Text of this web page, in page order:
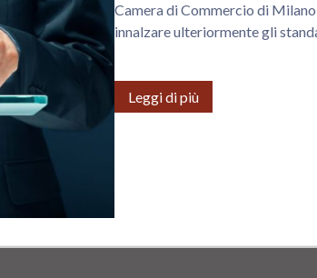
Camera di Commercio di
innalzare ulteriormente gli
Leggi di più